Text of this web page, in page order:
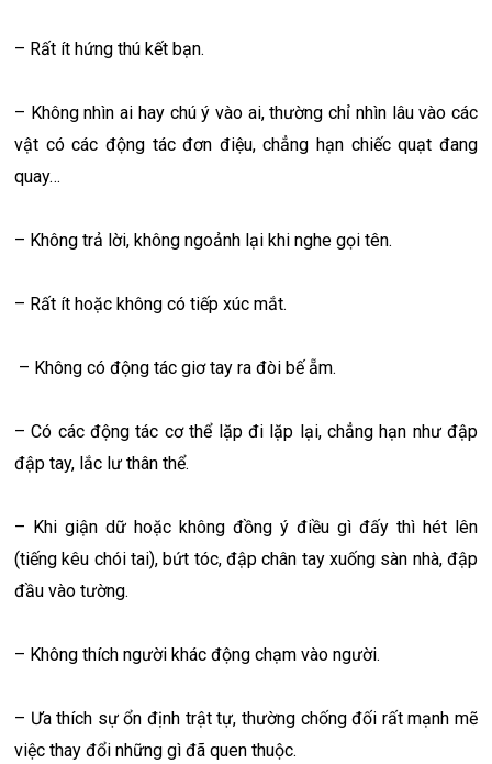
– Rất ít hứng thú kết bạn.
– Không nhìn ai hay chú ý vào ai, thường chỉ nhìn lâu vào các
vật có các động tác đơn điệu, chẳng hạn chiếc quạt đang
quay…
– Không trả lời, không ngoảnh lại khi nghe gọi tên.
– Rất ít hoặc không có tiếp xúc mắt.
– Không có động tác giơ tay ra đòi bế ẵm.
– Có các động tác cơ thể lặp đi lặp lại, chẳng hạn như đập
đập tay, lắc lư thân thể.
– Khi giận dữ hoặc không đồng ý điều gì đấy thì hét lên
(tiếng kêu chói tai), bứt tóc, đập chân tay xuống sàn nhà, đập
đầu vào tường.
– Không thích người khác động chạm vào người.
– Ưa thích sự ổn định trật tự, thường chống đối rất mạnh mẽ
việc thay đổi những gì đã quen thuộc.